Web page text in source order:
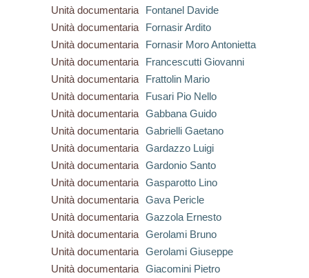
Unità documentaria
Fontanel Davide
Unità documentaria
Fornasir Ardito
Unità documentaria
Fornasir Moro Antonietta
Unità documentaria
Francescutti Giovanni
Unità documentaria
Frattolin Mario
Unità documentaria
Fusari Pio Nello
Unità documentaria Gabbana Guido
Unità documentaria Gabrielli Gaetano
Unità documentaria Gardazzo Luigi
Unità documentaria Gardonio Santo
Unità documentaria Gasparotto Lino
Unità documentaria Gava Pericle
Unità documentaria Gazzola Ernesto
Unità documentaria Gerolami Bruno
Unità documentaria Gerolami Giuseppe
Unità documentaria Giacomini Pietro